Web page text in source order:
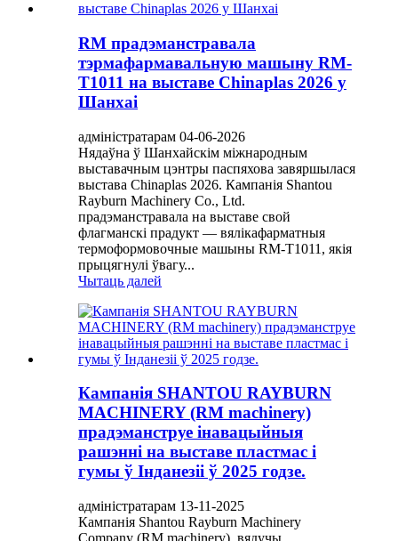
RM прадэманстравала
тэрмафармавальную машыну RM-
T1011 на выставе Chinaplas 2026 у
Шанхаі
адміністратарам 04-06-2026
Нядаўна ў Шанхайскім міжнародным
выставачным цэнтры паспяхова завяршылася
выстава Chinaplas 2026. Кампанія Shantou
Rayburn Machinery Co., Ltd.
прадэманстравала на выставе свой
флагманскі прадукт — вялікафарматныя
термоформовочные машыны RM-T1011, якія
прыцягнулі ўвагу...
Чытаць далей
Кампанія SHANTOU RAYBURN
MACHINERY (RM machinery)
прадэманструе інавацыйныя
рашэнні на выставе пластмас і
гумы ў Інданезіі ў 2025 годзе.
адміністратарам 13-11-2025
Кампанія Shantou Rayburn Machinery